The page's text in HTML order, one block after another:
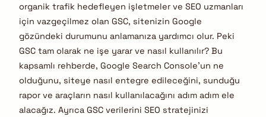
organik trafik hedefleyen işletmeler ve SEO uzmanları
için vazgeçilmez olan GSC, sitenizin Google
gözündeki durumunu anlamanıza yardımcı olur. Peki
GSC tam olarak ne işe yarar ve nasıl kullanılır? Bu
kapsamlı rehberde, Google Search Console’un ne
olduğunu, siteye nasıl entegre edileceğini, sunduğu
rapor ve araçların nasıl kullanılacağını adım adım ele
alacağız. Ayrıca GSC verilerini SEO stratejinizi